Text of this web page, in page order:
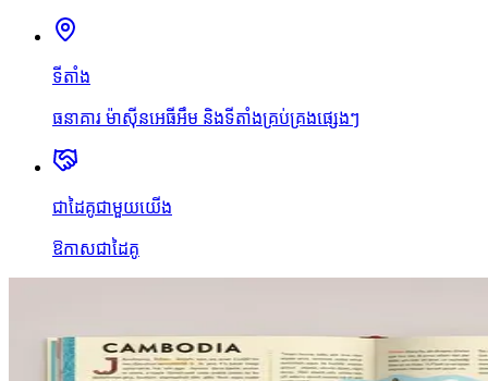
ទីតាំង
ធនាគារ ម៉ាស៊ីនអេធីអឹម និងទីតាំងគ្រប់គ្រងផ្សេងៗ
ជាដៃគូជាមួយយើង
ឱកាសជាដៃគូ